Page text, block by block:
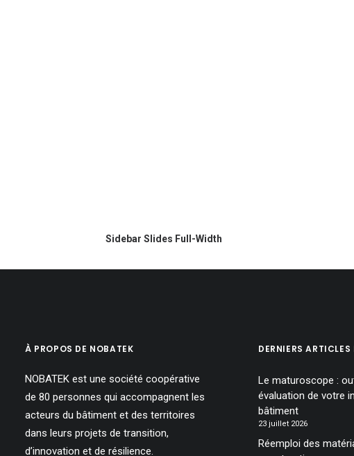
Sidebar Slides Full-Width
À PROPOS DE NOBATEK
NOBATEK est une société coopérative
de 80 personnes qui accompagnent les
acteurs du bâtiment et des territoires
dans leurs projets de transition,
d’innovation et de résilience.
DERNIERS ARTICLES
Le maturoscope :
évaluation de votre
bâtiment
23 juillet 2026
Réemploi des